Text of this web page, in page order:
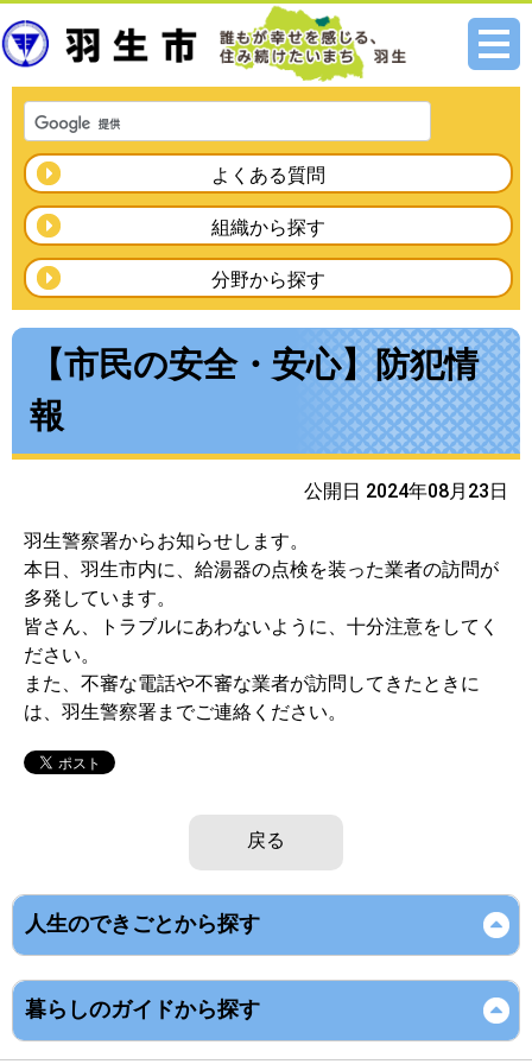
メニ
よくある質問
組織から探す
分野から探す
【市民の安全・安心】防犯情
報
公開日 2024年08月23日
羽生警察署からお知らせします。
本日、羽生市内に、給湯器の点検を装った業者の訪問が
多発しています。
皆さん、トラブルにあわないように、十分注意をしてく
ださい。
また、不審な電話や不審な業者が訪問してきたときに
は、羽生警察署までご連絡ください。
戻る
人生のできごとから探す
暮らしのガイドから探す